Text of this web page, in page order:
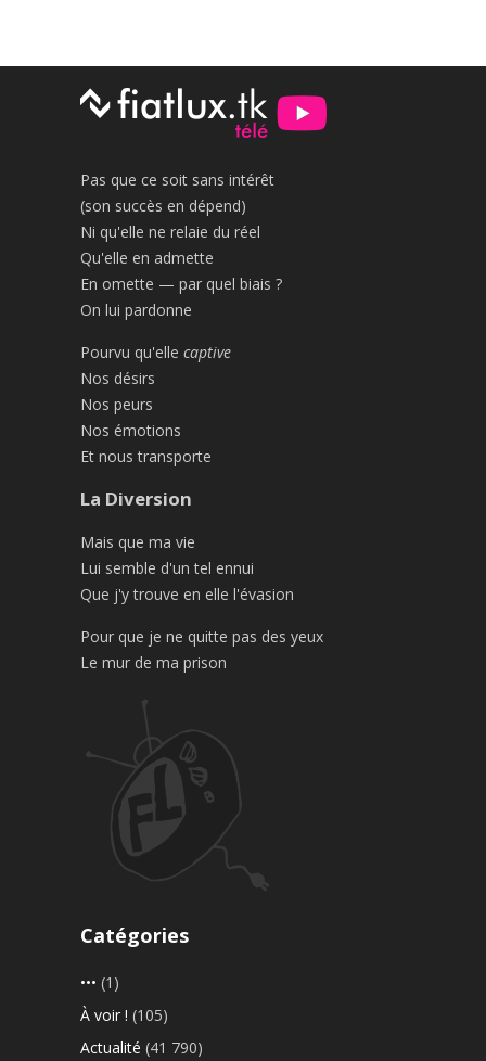
Pas que ce soit sans intérêt
(son succès en dépend)
Ni qu'elle ne relaie du réel
Qu'elle en admette
En omette — par quel biais ?
On lui pardonne
Pourvu qu'elle captive
Nos désirs
Nos peurs
Nos émotions
Et nous transporte
La Diversion
Mais que ma vie
Lui semble d'un tel ennui
Que j'y trouve en elle l'évasion
Pour que je ne quitte pas des yeux
Le mur de ma prison
Catégories
••• (1)
À voir ! (105)
Actualité (41 790)